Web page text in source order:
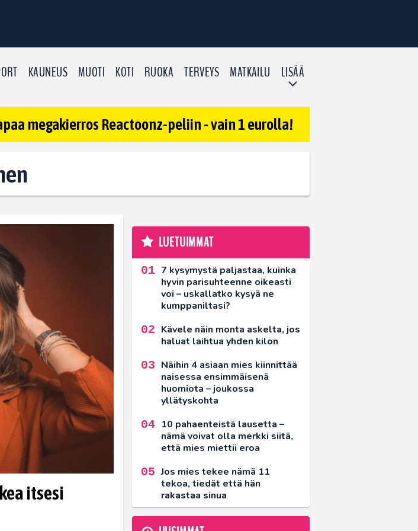
KAUNEUS MUOTI KOTI RUOKA TERVEYS MATKAILU LISÄÄ
megakierros Reactoonz-peliin - vain 1 eurolla!
itsesi
LUETUIMMAT
7 kysymystä paljastaa, kuinka
hyvin parisuhteenne oikeasti
voi – uskallatko kysyä ne
kumppaniltasi?
Kävele näin monta askelta, jos
haluat laihtua yhden kilon
Näihin 4 asiaan mies kiinnittää
naisessa ensimmäisenä
huomiota – joukossa
yllätyskohta
10 pahaenteistä lausetta –
nämä voivat olla merkki siitä,
että mies miettii eroa
Jos mies tekee nämä 11
tekoa, tiedät että hän
rakastaa sinua